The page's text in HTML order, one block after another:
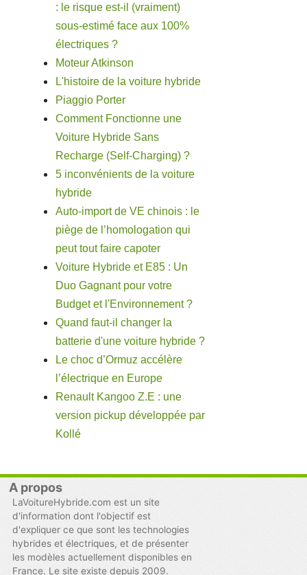
: le risque est-il (vraiment)
sous-estimé face aux 100%
électriques ?
Moteur Atkinson
L'histoire de la voiture hybride
Piaggio Porter
Comment Fonctionne une
Voiture Hybride Sans
Recharge (Self-Charging) ?
5 inconvénients de la voiture
hybride
Auto-import de VE chinois : le
piège de l’homologation qui
peut tout faire capoter
Voiture Hybride et E85 : Un
Duo Gagnant pour votre
Budget et l'Environnement ?
Quand faut-il changer la
batterie d'une voiture hybride ?
Le choc d’Ormuz accélère
l’électrique en Europe
Renault Kangoo Z.E : une
version pickup développée par
Kollé
A propos
LaVoitureHybride.com est un site
d'information dont l'objectif est
d'expliquer ce que sont les technologies
hybrides et électriques, et de présenter
les modèles actuellement disponibles en
France. Le site existe depuis 2009.